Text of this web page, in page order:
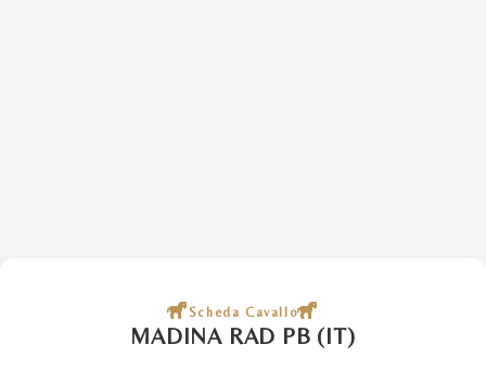
Scheda Cavallo
MADINA RAD PB (IT)